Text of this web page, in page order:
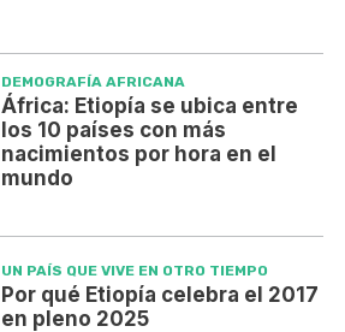
DEMOGRAFÍA AFRICANA
África: Etiopía se ubica entre
los 10 países con más
nacimientos por hora en el
mundo
UN PAÍS QUE VIVE EN OTRO TIEMPO
Por qué Etiopía celebra el 2017
en pleno 2025